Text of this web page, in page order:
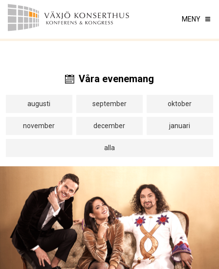
MENY
Våra evenemang
augusti september oktober
november december januari
alla